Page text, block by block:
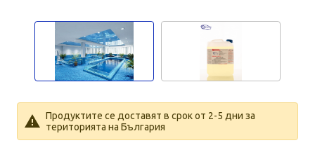
Продуктите се доставят в срок от 2-5 дни за
територията на България